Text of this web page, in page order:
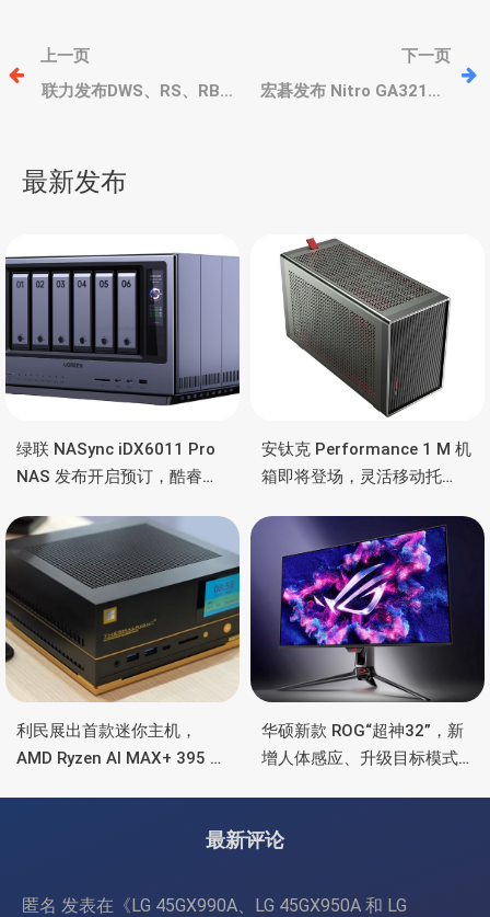
文
章
航
上一页
联力发布DWS、RS、RB
下一页
宏碁发布 Nitro GA321QK
最新发布
绿联 NASync iDX6011 Pro
NAS 发布开启预订，酷睿
雷电4、OCuLink
安钛克 Performance 1 M 机
箱即将登场，灵活移动托
4090/RTX 5090
利民展出首款迷你主机，
AMD Ryzen AI MAX+ 395 处
华硕新款 ROG“超神32”，新
增人体感应、升级目标模式
最新评论
匿名 发表在《LG 45GX990A、LG 45GX950A 和 LG